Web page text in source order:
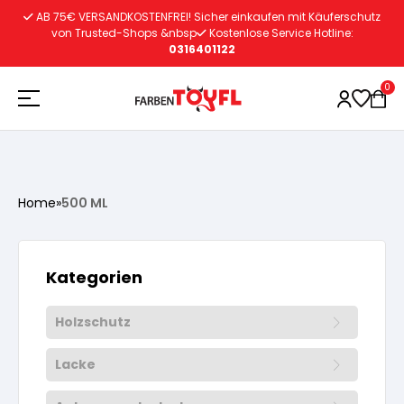
Vorbereitung
Wasserlösliche Grundierung
Lösemittelhältige Grundierung
Lacke
Wasserlösliche Grundierung
Vorbereitung
Innenfarben
AB 75€ VERSANDKOSTENFREI! Sicher einkaufen mit Käuferschutz
von Trusted-Shops &nbsp
Kostenlose Service Hotline:
0316401122
0
Home»500 ML
Kategorien
Holzschutz
Vorbereitung
Wasserlösliche Grundierung
Lacke